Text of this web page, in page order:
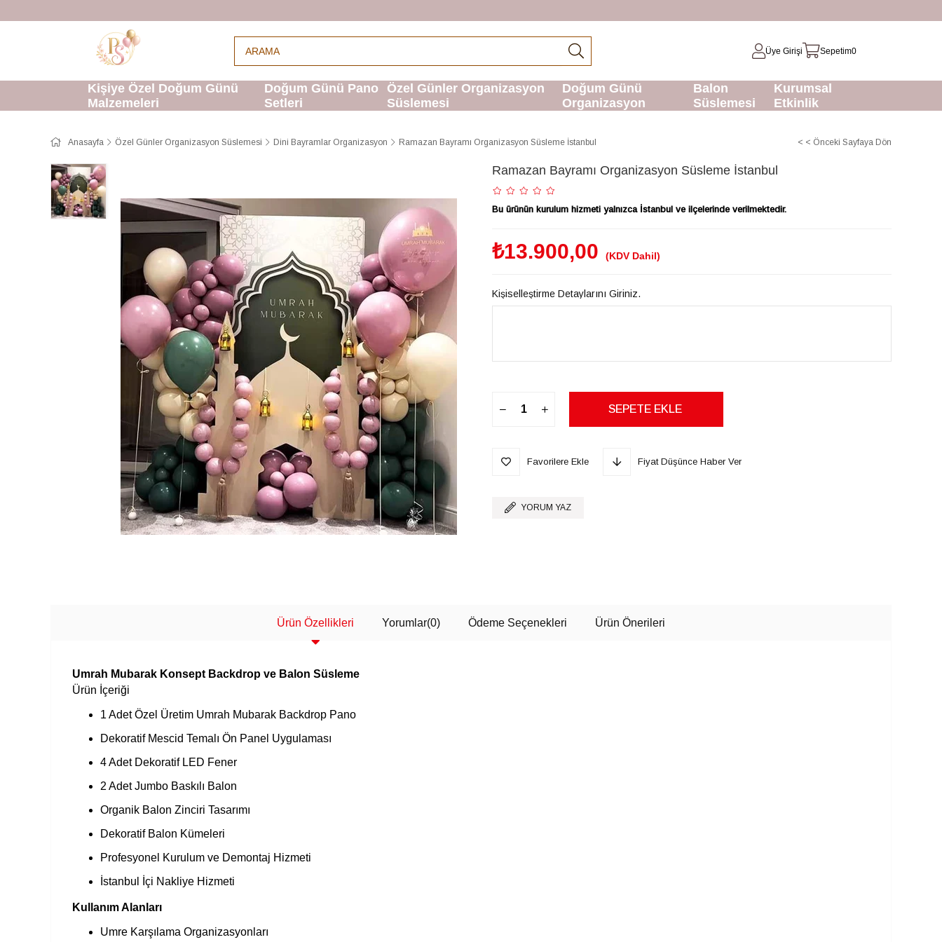
Üye Girişi Sepetim0
Kişiye Özel Doğum Günü
Malzemeleri
Doğum Günü Pano
Setleri
Özel Günler Organizasyon
Süslemesi
Doğum Günü
Organizasyon
Balon
Süslemesi
Kurumsal
Etkinlik
Anasayfa Özel Günler Organizasyon Süslemesi Dini Bayramlar Organizasyon Ramazan Bayramı Organizasyon Süsleme İstanbul < < Önceki Sayfaya Dön
Ramazan Bayramı Organizasyon Süsleme İstanbul
Bu ürünün kurulum hizmeti yalnızca İstanbul ve ilçelerinde verilmektedir.
₺13.900,00 (KDV Dahil)
Kişiselleştirme Detaylarını Giriniz.
Favorilere Ekle Fiyat Düşünce Haber Ver
YORUM YAZ
Ürün Özellikleri Yorumlar(0) Ödeme Seçenekleri Ürün Önerileri
Umrah Mubarak Konsept Backdrop ve Balon Süsleme
Ürün İçeriği
1 Adet Özel Üretim Umrah Mubarak Backdrop Pano
Dekoratif Mescid Temalı Ön Panel Uygulaması
4 Adet Dekoratif LED Fener
2 Adet Jumbo Baskılı Balon
Organik Balon Zinciri Tasarımı
Dekoratif Balon Kümeleri
Profesyonel Kurulum ve Demontaj Hizmeti
İstanbul İçi Nakliye Hizmeti
Kullanım Alanları
Umre Karşılama Organizasyonları